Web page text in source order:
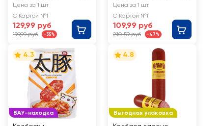
ПРЕМИУМ
Черничный чили
Цена за 1 шт
С Картой №1
129,99 руб
199,99 руб -35%
Молочные ГОСТ
Цена за 1 шт
С Картой №1
109,99 руб
210,59 руб -47%
ВАУ-находка
4.3
Выгодная упаковка
4.8